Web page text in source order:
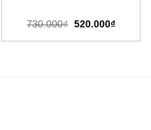
730.000₫ Giá
là:
520.000₫Giá
tại